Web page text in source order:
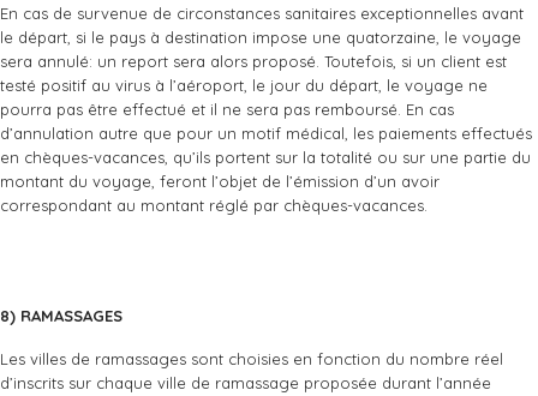
En cas de survenue de circonstances sanitaires exceptionnelles avant
le départ, si le pays à destination impose une quatorzaine, le voyage
sera annulé: un report sera alors proposé. Toutefois, si un client est
testé positif au virus à l’aéroport, le jour du départ, le voyage ne
pourra pas être effectué et il ne sera pas remboursé. En cas
d’annulation autre que pour un motif médical, les paiements effectués
en chèques-vacances, qu’ils portent sur la totalité ou sur une partie du
montant du voyage, feront l’objet de l’émission d’un avoir
correspondant au montant réglé par chèques-vacances.
8) RAMASSAGES
Les villes de ramassages sont choisies en fonction du nombre réel
d’inscrits sur chaque ville de ramassage proposée durant l’année